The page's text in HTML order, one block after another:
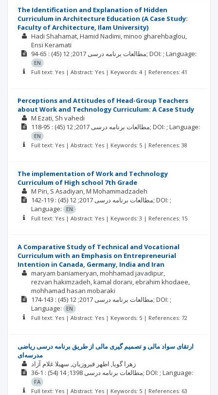
The Identification and Explanation of Hidden
Curriculum in Architecture Education (A Case Study:
Faculty of Architecture, Ilam University)
Hadi Shahamat Hamid Nadimi minoo gharehbaglou
Ensi Keramati
مطالعات برنامه درسی 2017; 12
(45) : 65-94; DOI: ; Language:
EN
Full text: Yes | Abstract: Yes | Keywords: 4 | References: 41
Perceptions and Attitudes of Head-Group Teachers
about Work and Technology Curriculum: A Case Study
M Ezati Sh vahedi
مطالعات برنامه درسی 2017; 12
(45) : 95-118; DOI: ; Language:
EN
Full text: Yes | Abstract: Yes | Keywords: 5 | References: 38
The implementation of Work and Technology
Curriculum of High school 7th Grade
M Piri S Asadiyan M Mohammadzadeh
مطالعات برنامه درسی 2017; 12
(45) : 119-142; DOI: ;
Language:
EN
Full text: Yes | Abstract: Yes | Keywords: 3 | References: 15
A Comparative Study of Technical and Vocational
Curriculum with an Emphasis on Entrepreneurial
Intention in Canada, Germany, India and Iran
maryam baniameryan mohhamad javadipur
rezvan hakimzadeh kamal dorani ebrahim khodaee
mohhamad hasan mobaraki
مطالعات برنامه درسی 2017; 12
(45) : 143-174; DOI: ;
Language:
EN
Full text: Yes | Abstract: Yes | Keywords: 5 | References: 72
ارتقای سواد مالی و تصمیم گیری مالی از طریق برنامه درسی ریاضی
مدرسه‌ای
زهرا گویا اطهر فیروزیان سهیلا غلام آزاد
مطالعات برنامه درسی 1398; 14
(54) : 1-36; DOI: ; Language:
FA
Full text: Yes | Abstract: Yes | Keywords: 5 | References: 63